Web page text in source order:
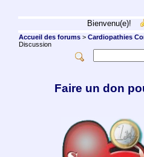
Bienvenu(e)!
Accueil des forums> Cardiopathies
Discussion
Faire un don